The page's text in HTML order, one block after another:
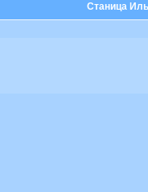
Станица